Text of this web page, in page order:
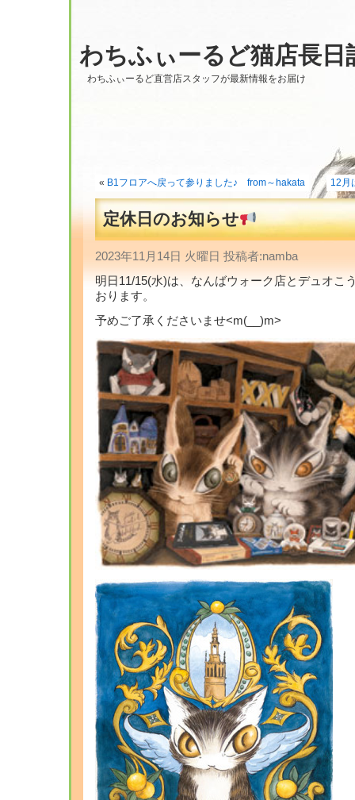
わちふぃーるど猫店長日
わちふぃーるど直営店スタッフが最新情報をお届け
« B1フロアへ戻って参りました♪ from～hakata 12月
定休日のお知らせ
2023年11月14日 火曜日 投稿者:namba
明日11/15(水)は、なんばウォーク店とデュオこ
おります。
予めご了承くださいませ<m(__)m>